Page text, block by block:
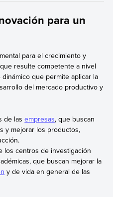
para un
para el crecimiento y
resulte competente a nivel
que permite aplicar la
del mercado productivo y
de lasempresas, que buscan
y mejorar los productos,
los centros de investigación
que buscan mejorar la
y de vida en general de las